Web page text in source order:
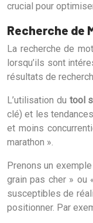
crucial pour
Recherche de
La recherche de
lorsqu’ils sont
résultats de
L’utilisation du tool
clé) et les
et moins
marathon ».
Prenons un
grain pas cher » ou
susceptibles de
positionner. Par